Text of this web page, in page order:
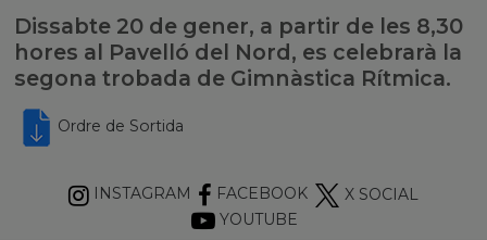
Dissabte 20 de gener, a partir de les 8,30
hores al Pavelló del Nord, es celebrarà la
segona trobada de Gimnàstica Rítmica.
Ordre de Sortida
INSTAGRAM FACEBOOK
X SOCIAL
YOUTUBE